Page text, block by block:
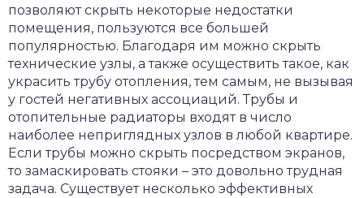
позволяют скрыть некоторые недостатки
помещения, пользуются все большей
популярностью. Благодаря им можно скрыть
технические узлы, а также осуществить такое, как
украсить трубу отопления, тем самым, не вызывая
у гостей негативных ассоциаций. Трубы и
отопительные радиаторы входят в число
наиболее неприглядных узлов в любой квартире.
Если трубы можно скрыть посредством экранов,
то замаскировать стояки – это довольно трудная
задача. Существует несколько эффективных